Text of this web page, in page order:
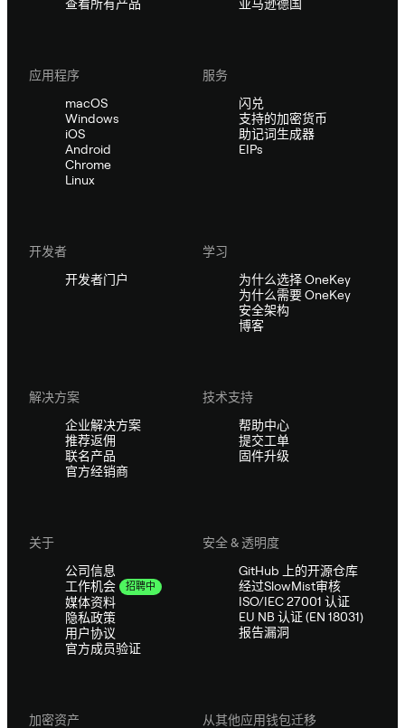
查看所有产品
亚马逊德国
应用程序
macOS
Windows
iOS
Android
Chrome
Linux
服务
闪兑
支持的加密货币
助记词生成器
EIPs
开发者
开发者门户
学习
为什么选择 OneKey
为什么需要 OneKey
安全架构
博客
解决方案
企业解决方案
推荐返佣
联名产品
官方经销商
技术支持
帮助中心
提交工单
固件升级
关于
公司信息
工作机会
招聘中
媒体资料
隐私政策
用户协议
官方成员验证
安全 & 透明度
GitHub 上的开源仓库
经过SlowMist审核
ISO/IEC 27001 认证
EU NB 认证 (EN 18031)
报告漏洞
加密资产
从其他应用钱包迁移